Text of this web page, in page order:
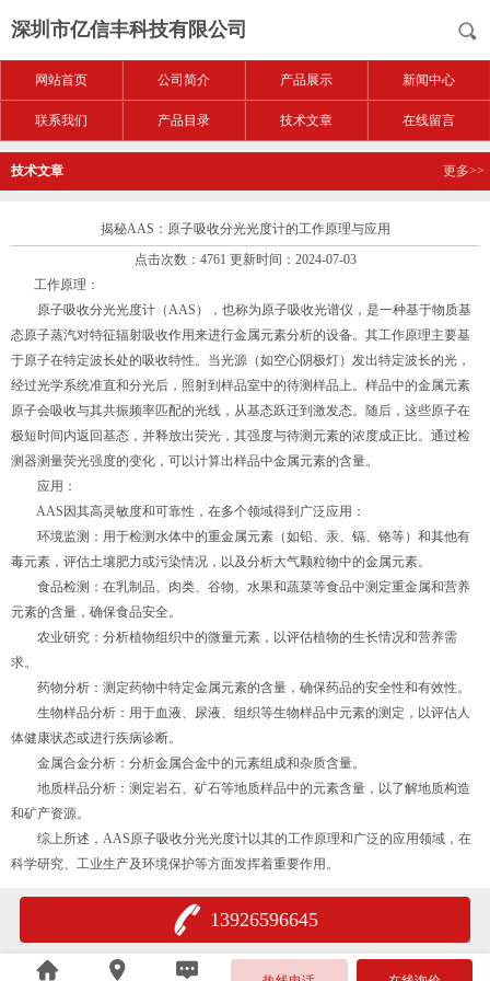
深圳市亿信丰科技有限公司
网站首页 公司简介 产品展示 新闻中心
联系我们 产品目录 技术文章 在线留言
技术文章 更多>>
揭秘AAS：原子吸收分光光度计的工作原理与应用
点击次数：4761 更新时间：2024-07-03
工作原理：
原子吸收分光光度计（AAS），也称为原子吸收光谱仪，是一种基于物质基
态原子蒸汽对特征辐射吸收作用来进行金属元素分析的设备。其工作原理主要基
于原子在特定波长处的吸收特性。当光源（如空心阴极灯）发出特定波长的光，
经过光学系统准直和分光后，照射到样品室中的待测样品上。样品中的金属元素
原子会吸收与其共振频率匹配的光线，从基态跃迁到激发态。随后，这些原子在
极短时间内返回基态，并释放出荧光，其强度与待测元素的浓度成正比。通过检
测器测量荧光强度的变化，可以计算出样品中金属元素的含量。
应用：
AAS因其高灵敏度和可靠性，在多个领域得到广泛应用：
环境监测：用于检测水体中的重金属元素（如铅、汞、镉、铬等）和其他有
毒元素，评估土壤肥力或污染情况，以及分析大气颗粒物中的金属元素。
食品检测：在乳制品、肉类、谷物、水果和蔬菜等食品中测定重金属和营养
元素的含量，确保食品安全。
农业研究：分析植物组织中的微量元素，以评估植物的生长情况和营养需
求。
药物分析：测定药物中特定金属元素的含量，确保药品的安全性和有效性。
生物样品分析：用于血液、尿液、组织等生物样品中元素的测定，以评估人
体健康状态或进行疾病诊断。
金属合金分析：分析金属合金中的元素组成和杂质含量。
地质样品分析：测定岩石、矿石等地质样品中的元素含量，以了解地质构造
和矿产资源。
综上所述，AAS原子吸收分光光度计以其的工作原理和广泛的应用领域，在
科学研究、工业生产及环境保护等方面发挥着重要作用。
13926596645